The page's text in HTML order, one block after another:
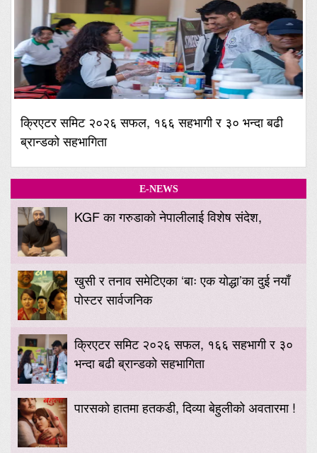
क्रिएटर समिट २०२६ सफल, १६६ सहभागी र ३० भन्दा बढी
ब्रान्डको सहभागिता
E-NEWS
KGF का गरुडाको नेपालीलाई विशेष संदेश,
खुसी र तनाव समेटिएका ‘बाः एक योद्धा’का दुई नयाँ
पोस्टर सार्वजनिक
क्रिएटर समिट २०२६ सफल, १६६ सहभागी र ३०
भन्दा बढी ब्रान्डको सहभागिता
पारसको हातमा हतकडी, दिव्या बेहुलीको अवतारमा !